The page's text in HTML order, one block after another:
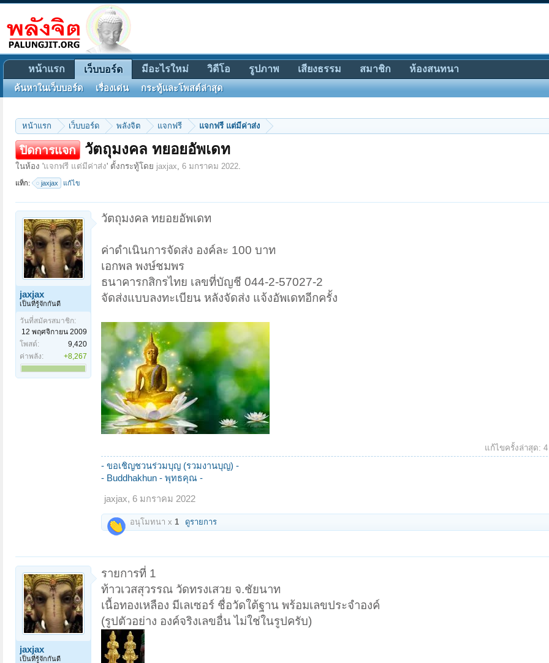
หน้าแรก เว็บบอร์ด พลังจิต แจกฟรี แจกฟรี แต่มีค่าส่ง
ปิดการแจก วัตถุมงคล ทยอยอัพเดท
ในห้อง 'แจกฟรี แต่มีค่าส่ง' ตั้งกระทู้โดย jaxjax, 6 มกราคม 2022.
แท็ก: jaxjax แก้ไข
jaxjax
เป็นที่รู้จักกันดี
วันที่สมัครสมาชิก:
12 พฤศจิกายน 2009
โพสต์:
9,420
ค่าพลัง:
+8,267
วัตถุมงคล ทยอยอัพเดท
ค่าดำเนินการจัดส่ง องค์ละ 100 บาท
เอกพล พงษ์ชมพร
ธนาคารกสิกรไทย เลขที่บัญชี 044-2-57027-2
จัดส่งแบบลงทะเบียน หลังจัดส่ง แจ้งอัพเดทอีกครั้ง
แก้ไขครั้งล่าสุด:
- ขอเชิญชวนร่วมบุญ (รวมงานบุญ) -
- Buddhakhun - พุทธคุณ -
jaxjax, 6 มกราคม 2022
อนุโมทนา x 1 ดูรายการ
jaxjax
เป็นที่รู้จักกันดี
รายการที่ 1
ท้าวเวสสุวรรณ วัดทรงเสวย จ.ชัยนาท
เนื้อทองเหลือง มีเลเซอร์ ชื่อวัดใต้ฐาน พร้อมเลขประจำองค์
(รูปตัวอย่าง องค์จริงเลขอื่น ไม่ใช่ในรูปครับ)
หน้าแรก เว็บบอร์ด
ค้นหาในเว็บบอร์ด เรื่องเด่น กระทู้และโพสต์ล่าสุด
มีอะไรใหม่ วิดีโอ รูปภาพ เสียงธรรม สมาชิก ห้องสนทนา